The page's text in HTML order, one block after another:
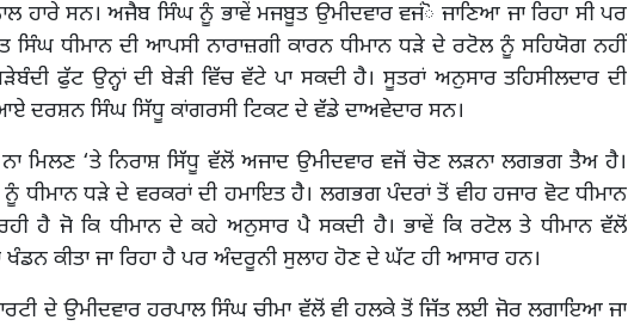
ਹਾਰੇ ਸਨ। ਅਜੈਬ ਸਿੰਘ ਨੂੰ ਭਾਵੇਂ ਮਜਬੂਤ ਉਮੀਦਵਾਰ ਵਜਂੋ ਜਾਣਿਆ ਜਾ ਰਿਹਾ ਸੀ ਪਰ
ਸਿੰਘ ਧੀਮਾਨ ਦੀ ਆਪਸੀ ਨਾਰਾਜ਼ਗੀ ਕਾਰਨ ਧੀਮਾਨ ਧੜੇ ਦੇ ਰਟੋਲ ਨੂੰ ਸਹਿਯੋਗ ਨਹੀਂ
ਫੁੱਟ ਉਨ੍ਹਾਂ ਦੀ ਬੇੜੀ ਵਿੱਚ ਵੱਟੇ ਪਾ ਸਕਦੀ ਹੈ। ਸੂਤਰਾਂ ਅਨੁਸਾਰ ਤਹਿਸੀਲਦਾਰ ਦੀ
ਦਰਸ਼ਨ ਸਿੰਘ ਸਿੱਧੂ ਕਾਂਗਰਸੀ ਟਿਕਟ ਦੇ ਵੱਡੇ ਦਾਅਵੇਦਾਰ ਸਨ।
ਨਾ ਮਿਲਣ ‘ਤੇ ਨਿਰਾਸ਼ ਸਿੱਧੂ ਵੱਲੋਂ ਅਜਾਦ ਉਮੀਦਵਾਰ ਵਜੋਂ ਚੋਣ ਲੜਨਾ ਲਗਭਗ ਤੈਅ ਹੈ।
ਨੂੰ ਧੀਮਾਨ ਧੜੇ ਦੇ ਵਰਕਰਾਂ ਦੀ ਹਮਾਇਤ ਹੈ। ਲਗਭਗ ਪੰਦਰਾਂ ਤੋਂ ਵੀਹ ਹਜਾਰ ਵੋਟ ਧੀਮਾਨ
ਹੈ ਜੋ ਕਿ ਧੀਮਾਨ ਦੇ ਕਹੇ ਅਨੁਸਾਰ ਪੈ ਸਕਦੀ ਹੈ। ਭਾਵੇਂ ਕਿ ਰਟੋਲ ਤੇ ਧੀਮਾਨ ਵੱਲੋਂ
ਖੰਡਨ ਕੀਤਾ ਜਾ ਰਿਹਾ ਹੈ ਪਰ ਅੰਦਰੂਨੀ ਸੁਲਾਹ ਹੋਣ ਦੇ ਘੱਟ ਹੀ ਆਸਾਰ ਹਨ।
ਦੇ ਉਮੀਦਵਾਰ ਹਰਪਾਲ ਸਿੰਘ ਚੀਮਾ ਵੱਲੋਂ ਵੀ ਹਲਕੇ ਤੋਂ ਜਿੱਤ ਲਈ ਜੋਰ ਲਗਾਇਆ ਜਾ